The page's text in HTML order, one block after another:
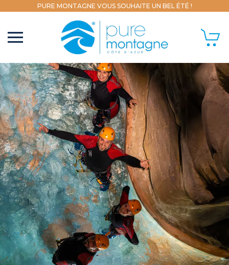
PURE MONTAGNE VOUS SOUHAITE UN BEL ÉTÉ !